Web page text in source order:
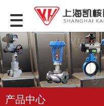
产品中心